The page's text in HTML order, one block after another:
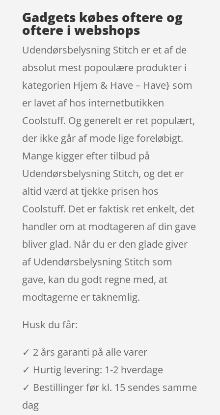
Gadgets købes oftere og
oftere i webshops
Udendørsbelysning Stitch er et af de
absolut mest popoulære produkter i
kategorien Hjem & Have – Have} som
er lavet af hos internetbutikken
Coolstuff. Og generelt er ret populært,
der ikke går af mode lige foreløbigt.
Mange kigger efter tilbud på
Udendørsbelysning Stitch, og det er
altid værd at tjekke prisen hos
Coolstuff. Det er faktisk ret enkelt, det
handler om at modtageren af din gave
bliver glad. Når du er den glade giver
af Udendørsbelysning Stitch som
gave, kan du godt regne med, at
modtagerne er taknemlig.
Husk du får:
✓ 2 års garanti på alle varer
✓ Hurtig levering: 1-2 hverdage
✓ Bestillinger før kl. 15 sendes samme
dag